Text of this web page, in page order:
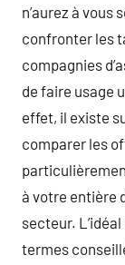
n’aurez à vous
confronter les
compagnies
de faire usage
effet, il existe
comparer les
à votre entière
secteur.
termes